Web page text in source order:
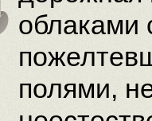
облаками
полями,